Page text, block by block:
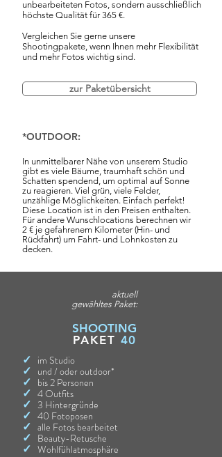
unbearbeiteten Fotos, sondern ausschließlich
höchste Qualität für 365 €.
Vergleichen Sie gerne unsere
Shootingpakete, wenn Ihnen mehr Flexibilität
und mehr Fotos wichtig sind.
zur Paketübersicht
*OUTDOOR:
In unmittelbarer Nähe von unserem Studio
gibt es viele Bäume, traumhaft schön und
Schatten spendend, um optimal auf Sonne
zu reagieren. Viel grün, viele Felder,
unzählige Möglichkeiten. Einfach perfekt!
Diese Location ist in den Preisen enthalten.
Für andere Wunschlocations berechnen wir
2 € je gefahrenem Kilometer (Hin- und
Rückfahrt) um Fahrt- und Lohnkosten zu
decken.
aktuell
gewähltes Paket:
SHOOTING
PAKET 40
✓ im Studio
✓ und / oder outdoor*
✓ bis 2 Personen
✓ 4 Outfits
✓ 3 Hintergründe
✓ 40 Fotoposen
✓ alle Fotos bearbeitet
✓ Beauty-Retusche
✓ Wohlfühlatmosphäre